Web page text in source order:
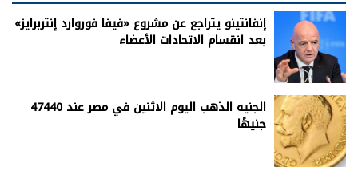
إنفانتينو يتراجع عن مشروع «فيفا فوروارد إنتربرايز»
بعد انقسام الاتحادات الأعضاء
الجنيه الذهب اليوم الاثنين في مصر عند 47440
جنيهًا